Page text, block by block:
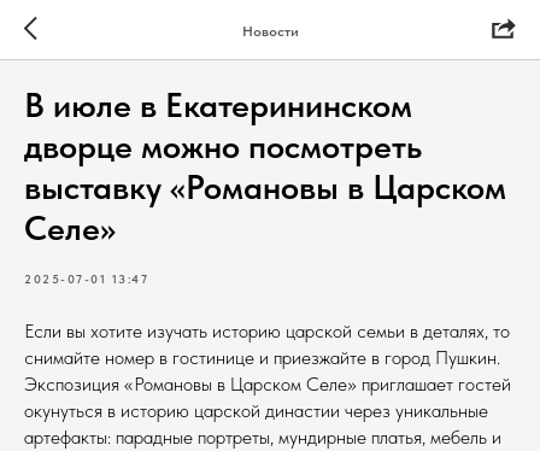
Новости
В июле в Екатерининском
дворце можно посмотреть
выставку «Романовы в Царском
Селе»
2025-07-01 13:47
Если вы хотите изучать историю царской семьи в деталях, то
снимайте номер в гостинице и приезжайте в город Пушкин.
Экспозиция «Романовы в Царском Селе» приглашает гостей
окунуться в историю царской династии через уникальные
артефакты: парадные портреты, мундирные платья, мебель и